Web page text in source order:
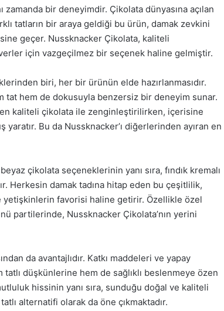
bir deneyimdir. Çikolata dünyasına açılan
tatların bir araya geldiği bu ürün, damak zevkini
geçer. Nussknacker Çikolata, kaliteli
için vazgeçilmez bir seçenek haline gelmiştir.
biri, her bir ürünün elde hazırlanmasıdır.
hem de dokusuyla benzersiz bir deneyim sunar.
kaliteli çikolata ile zenginleştirilirken, içerisine
Bu da Nussknacker’ı diğerlerinden ayıran en
çikolata seçeneklerinin yanı sıra, fındık kremalı
Herkesin damak tadına hitap eden bu çeşitlilik,
yetişkinlerin favorisi haline getirir. Özellikle özel
partilerinde, Nussknacker Çikolata’nın yerini
da avantajlıdır. Katkı maddeleri ve yapay
düşkünlerine hem de sağlıklı beslenmeye özen
hissinin yanı sıra, sunduğu doğal ve kaliteli
alternatifi olarak da öne çıkmaktadır.